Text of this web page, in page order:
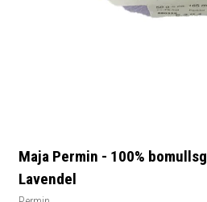
Maja Permin - 100%
Lavendel